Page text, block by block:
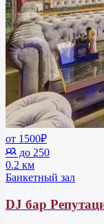
от 1500₽
до 250
0.2 км
Банкетный зал
DJ бар